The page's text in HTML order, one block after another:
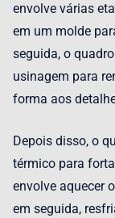
envolve várias
em um molde
seguida, o
usinagem para
forma aos
Depois disso, o
térmico para
envolve aquecer
em seguida,